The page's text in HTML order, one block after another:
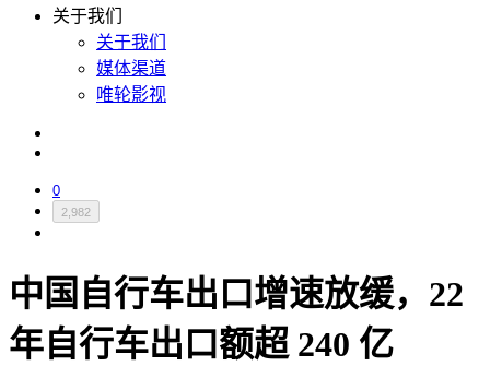
关于我们
关于我们
媒体渠道
唯轮影视
0
2,982
中国自行车出口增速放缓，22
年自行车出口额超 240 亿